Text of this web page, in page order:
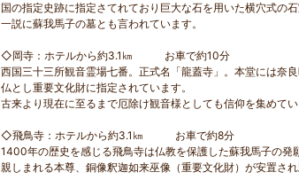
国の指定史跡に指定さてれており巨大な石を用いた横穴式の石
一説に蘇我馬子の墓とも言われています。
◇岡寺：ホテルから約3.1㎞ お車で約10分
西国三十三所観音霊場七番。正式名「龍蓋寺」。本堂には奈
仏とし重要文化財に指定されています。
古来より現在に至るまで厄除け観音様としても信仰を集めてい
◇飛鳥寺：ホテルから約3.1㎞ お車で約8分
1400年の歴史を感じる飛鳥寺は仏教を保護した蘇我馬子の
親しまれる本尊、銅像釈迦如来巫像（重要文化財）が安置さ